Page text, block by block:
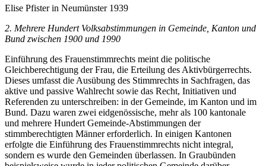
Elise Pfister in Neumünster 1939
2. Mehrere Hundert Volksabstimmungen in Gemeinde, Kanton und
Bund zwischen 1900 und 1990
Einführung des Frauenstimmrechts meint die politische
Gleichberechtigung der Frau, die Erteilung des Aktivbürgerrechts.
Dieses umfasst die Ausübung des Stimmrechts in Sachfragen, das
aktive und passive Wahlrecht sowie das Recht, Initiativen und
Referenden zu unterschreiben: in der Gemeinde, im Kanton und im
Bund. Dazu waren zwei eidgenössische, mehr als 100 kantonale
und mehrere Hundert Gemeinde-Abstimmungen der
stimmberechtigten Männer erforderlich. In einigen Kantonen
erfolgte die Einführung des Frauenstimmrechts nicht integral,
sondern es wurde den Gemeinden überlassen. In Graubünden